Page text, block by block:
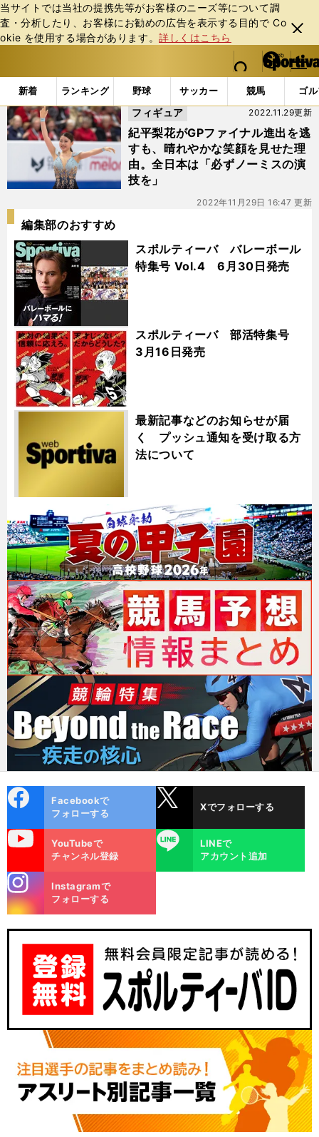
当サイトでは当社の提携先等がお客様のニーズ等について調
査・分析したり、お客様にお勧めの広告を表⽰する⽬的で Co
okie を使⽤する場合があります。詳しくはこちら
閉じ
る
web Sportiva (webスポルティーバ)
検索
マイペ
ー
ジ
メニュ
新着 ランキング 野球 サッカー 競馬 ゴ
b
ス
ポ
ル
テ
バ
「#全日本2022」の最新ニュース・ 情報
紀平梨花がGPファイナル進出を逃
すも、晴れやかな笑顔を見せた理
由。全日本は「必ずノーミスの演
技を」
2022.11.29更新
フィギュア
2022年11月29日 16:47 更新
編集部のおすすめ
スポルティーバ バレーボール
特集号 Vol.4 6月30日発売
スポルティーバ 部活特集号
3月16日発売
最新記事などのお知らせが届
く プッシュ通知を受け取る方
法について
ok
Facebookで
フォローする
Xでフォローする
YouTubeで
チャンネル登録
LINE
LINEで
アカウント追加
m
Instagramで
フォローする